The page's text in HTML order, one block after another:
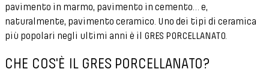
pavimento in marmo, pavimento in cemento… e,
naturalmente, pavimento ceramico. Uno dei tipi di ceramica
più popolari negli ultimi anni è il GRES PORCELLANATO.
CHE COS'È IL GRES PORCELLANATO?